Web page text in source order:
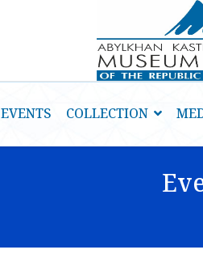
EVENTS COLLECTION